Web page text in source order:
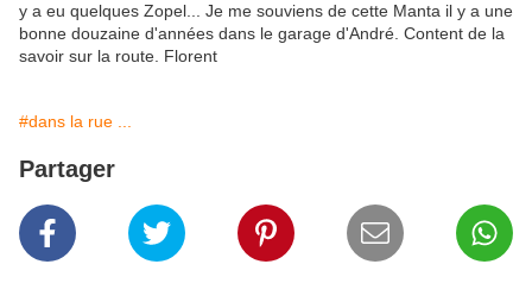
y a eu quelques Zopel... Je me souviens de cette Manta il y a une
bonne douzaine d'années dans le garage d'André. Content de la
savoir sur la route. Florent
#dans la rue ...
Partager